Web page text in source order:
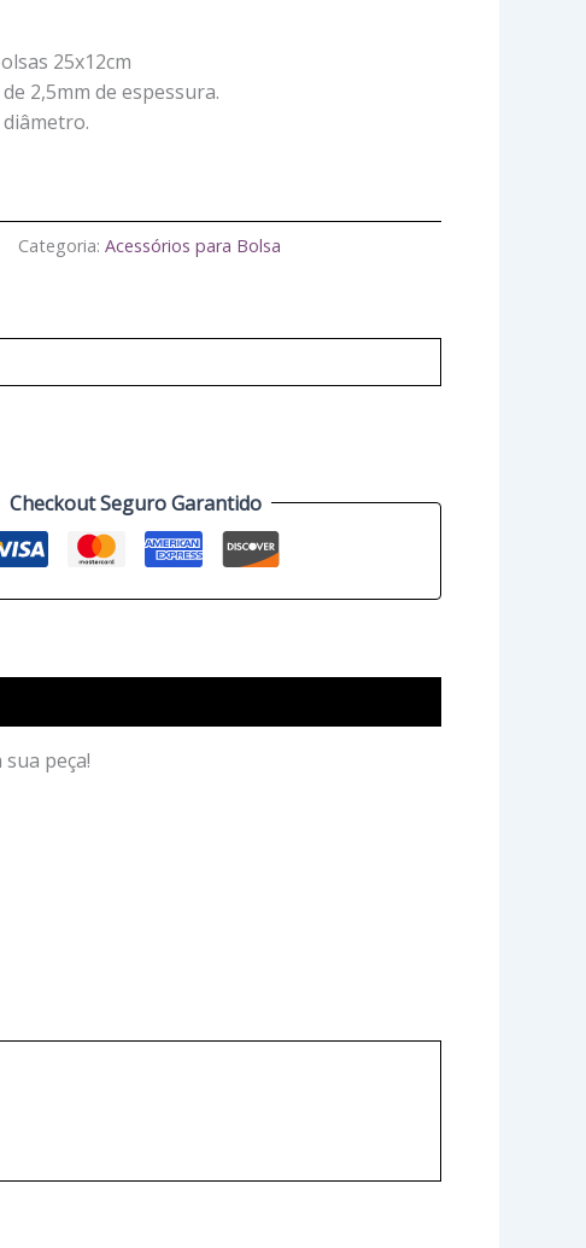
25x12cm
2,5mm de espessura.
Categoria:Acessórios para Bolsa
Checkout Seguro Garantido
peça!